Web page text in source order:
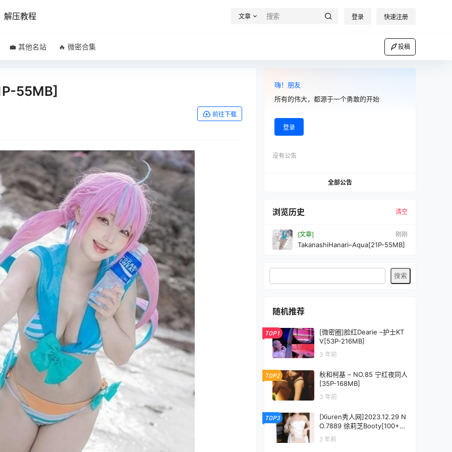
解压教程 文章 登录 快速注册
💼 其他名站 🔥 微密合集 投稿
55MB]
前往下载
嗨！朋友
所有的伟大，都源于一个勇敢的开始
登录
没有公告
全部公告
浏览历史 清空
[文章] 刚刚
TakanashiHanari–Aqua[21P-55MB]
随机推荐
TOP1
[微密圈]脸红Dearie –护士KT
V[53P-216MB]
3 年前
TOP2
秋和柯基 – NO.85 宁红夜同人
[35P-168MB]
3 年前
TOP3
[Xiuren秀人网]2023.12.29 N
O.7889 徐莉芝Booty[100+1
P/698MB]
2 年前